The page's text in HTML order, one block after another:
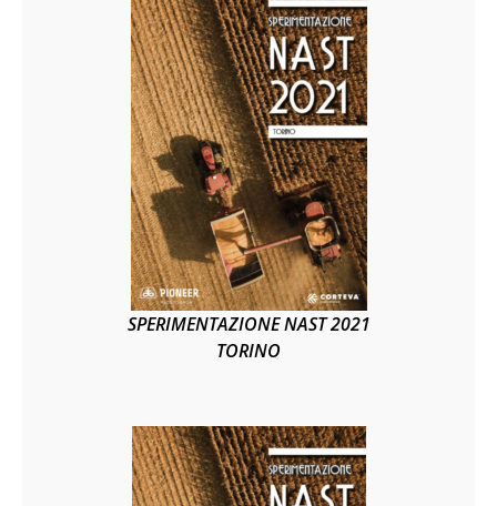
SPERIMENTAZIONE NAST 2021
TORINO